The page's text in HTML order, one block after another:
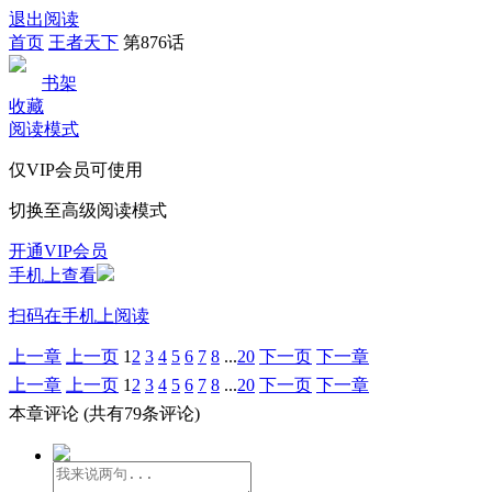
退出阅读
首页 王者天下 第876话
书架
收藏
阅读模式
仅VIP会员可使用
切换至高级阅读模式
开通VIP会员
手机上查看
扫码在手机上阅读
上一章 上一页 1 2 3 4 5 6 7 8 ...20 下一页 下一章
上一章
上一页 1 2 3 4 5 6 7 8 ...20 下一页 下一章
本章评论 (共有79条评论)